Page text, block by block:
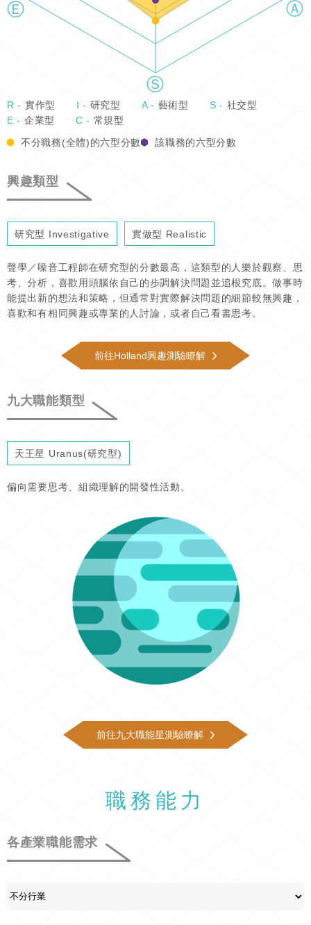
R - 實作型 I - 研究型 A - 藝術型 S - 社交型
E - 企業型 C - 常規型
不分職務(全體)的六型分數
該職務的六型分數
興趣類型
研究型 Investigative 實做型 Realistic
聲學／噪音工程師在研究型的分數最高，這類型的人樂於觀察、思
考、分析，喜歡用頭腦依自己的步調解決問題並追根究底。做事時
能提出新的想法和策略，但通常對實際解決問題的細節較無興趣，
喜歡和有相同興趣或專業的人討論，或者自己看書思考。
前往Holland興趣測驗瞭解
九大職能類型
天王星 Uranus(研究型)
偏向需要思考、組織理解的開發性活動。
前往九大職能星測驗瞭解
職務能力
各產業職能需求